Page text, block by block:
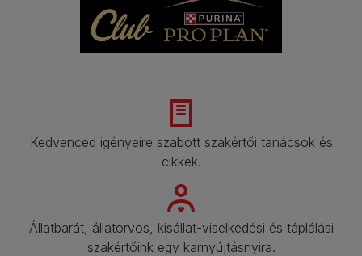
Kedvenced igényeire szabott szakértői tanácsok és
cikkek.
Állatbarát, állatorvos, kisállat-viselkedési és táplálási
szakértőink egy karnyújtásnyira.